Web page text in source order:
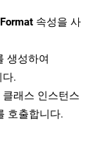
속성을 사
생성하여
다.
래스 인스턴스
호출합니다.